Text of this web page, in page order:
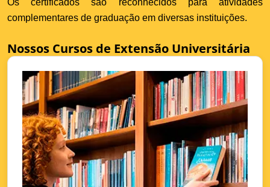
Os certificados são reconhecidos para atividades
complementares de graduação em diversas instituições.
Nossos Cursos de Extensão Universitária